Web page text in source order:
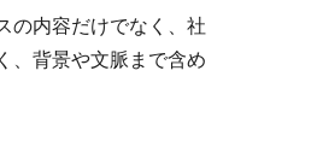
の内容だけでなく、社
、背景や文脈まで含め